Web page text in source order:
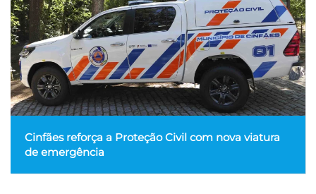
Cinfães reforça a Proteção Civil com nova viatura
de emergência